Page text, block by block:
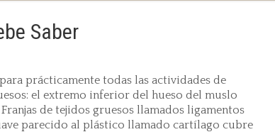
Saber
prácticamente todas las actividades de
el extremo inferior del hueso del muslo
de tejidos gruesos llamados ligamentos
parecido al plástico llamado cartílago cubre